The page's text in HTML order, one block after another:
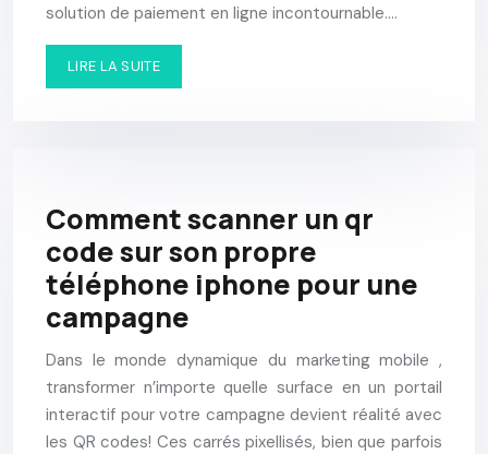
solution de paiement en ligne incontournable….
LIRE LA SUITE
Comment scanner un qr
code sur son propre
téléphone iphone pour une
campagne
Dans le monde dynamique du marketing mobile ,
transformer n’importe quelle surface en un portail
interactif pour votre campagne devient réalité avec
les QR codes! Ces carrés pixellisés, bien que parfois